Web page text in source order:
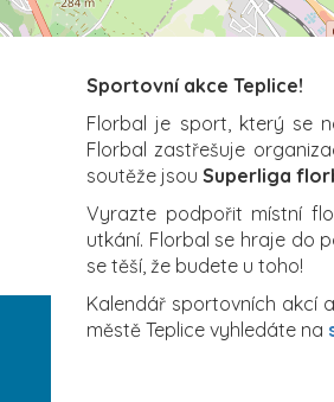
Sportovní akce Teplice!
Florbal je sport, který se
Florbal zastřešuje
soutěže jsou Superliga
Vyrazte podpořit místní
utkání. Florbal se hraje do
se těší, že budete u toho!
Kalendář sportovních akcí
městě Teplice vyhledáte na